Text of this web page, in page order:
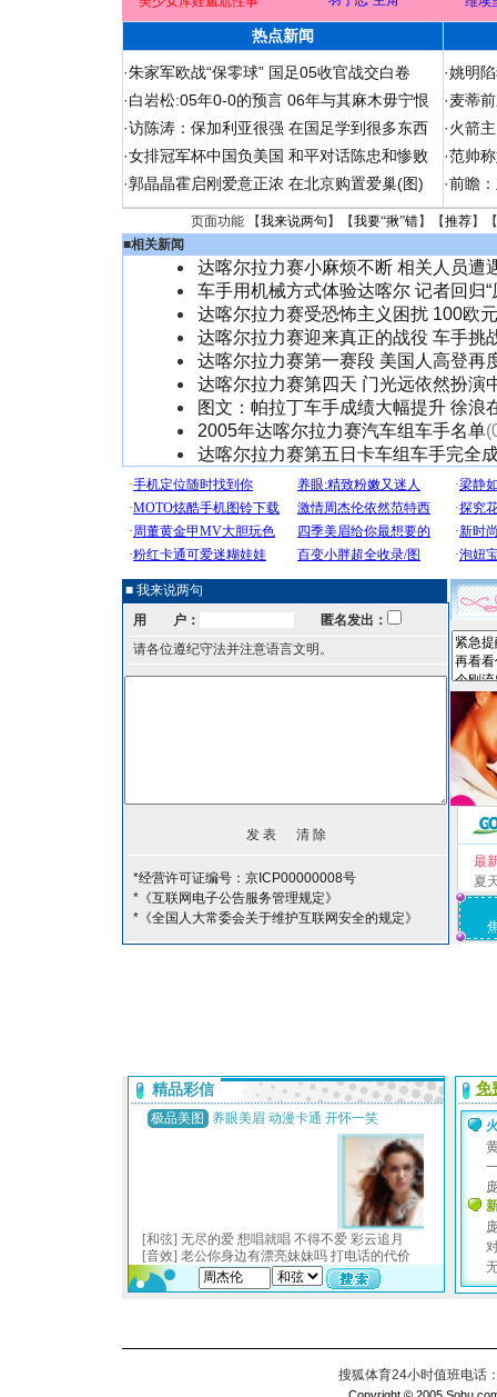
热点新闻
·朱家军欧战“保零球” 国足05收官战交白卷
·白岩松:05年0-0的预言 06年与其麻木毋宁恨
·访陈涛：保加利亚很强 在国足学到很多东西
·女排冠军杯中国负美国 和平对话陈忠和惨败
·郭晶晶霍启刚爱意正浓 在北京购置爱巢(图)
·姚明
·麦蒂
·火箭
·范帅
·前瞻
页面功能 【我来说两句 】【我要“揪”错】【推荐】
■相关新闻
达喀尔拉力赛小麻烦不断 相关人员遭
车手用机械方式体验达喀尔 记者回归“
达喀尔拉力赛受恐怖主义困扰 100欧
达喀尔拉力赛迎来真正的战役 车手挑
达喀尔拉力赛第一赛段 美国人高登再
达喀尔拉力赛第四天 门光远依然扮演
图文：帕拉丁车手成绩大幅提升 徐浪
2005年达喀尔拉力赛汽车组车手名单
达喀尔拉力赛第五日卡车组车手完全
■ 我来说两句
用 户：
匿名发出：
请各位遵纪守法并注意语言文明。
*经营许可证编号：京ICP00000008号
*《互联网电子公告服务管理规定》
*《全国人大常委会关于维护互联网安全的规定》
最
夏
搜狐体育24小时值班电话